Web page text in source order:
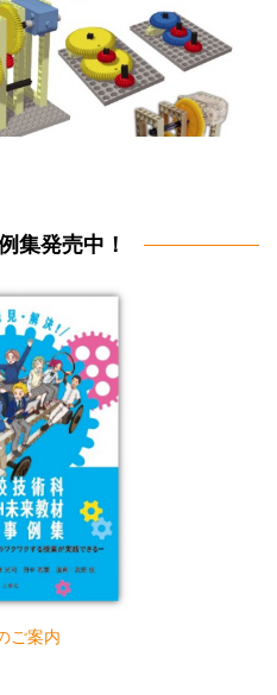
集発売中！
ご案内